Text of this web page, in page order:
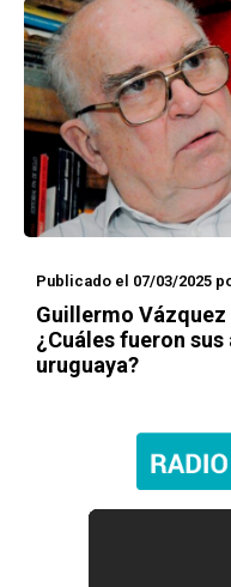
Publicado el 07/03/2025
Guillermo Vázquez
¿Cuáles fueron
uruguaya?